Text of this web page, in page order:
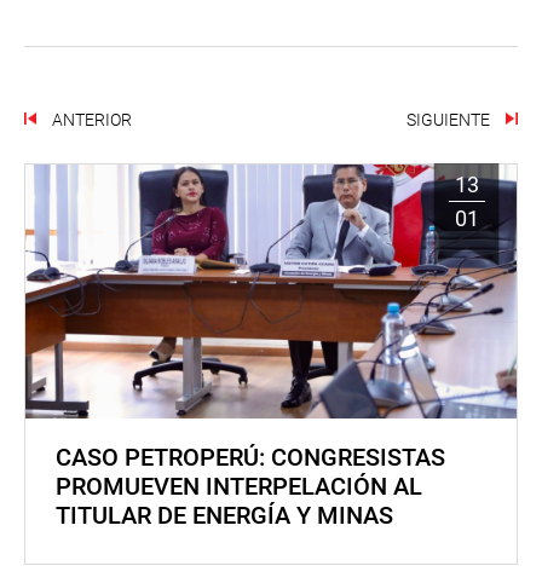
ANTERIOR SIGUIENTE
13
01
CASO PETROPERÚ: CONGRESISTAS
PROMUEVEN INTERPELACIÓN AL
TITULAR DE ENERGÍA Y MINAS